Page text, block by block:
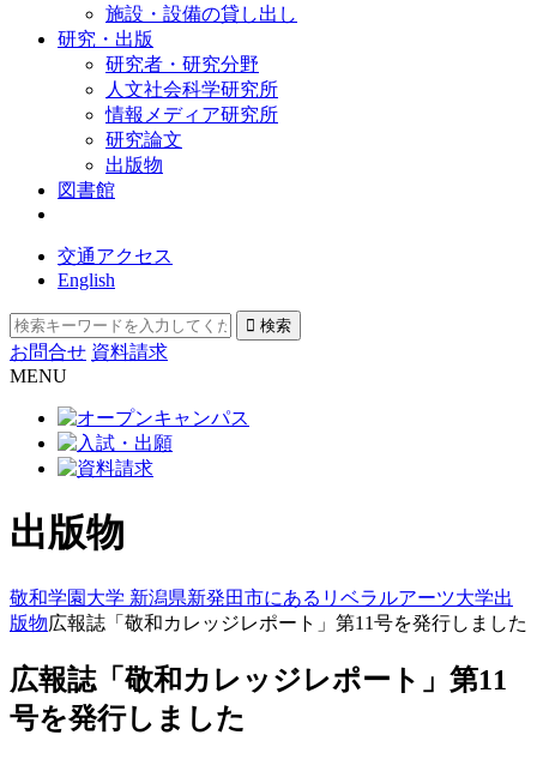
施設・設備の貸し出し
研究・出版
研究者・研究分野
人文社会科学研究所
情報メディア研究所
研究論文
出版物
図書館
交通アクセス
English
お問合せ 資料請求
MENU
出版物
敬和学園大学 新潟県新発田市にあるリベラルアーツ大学出
版物広報誌「敬和カレッジレポート」第11号を発行しました
広報誌「敬和カレッジレポート」第11
号を発行しました